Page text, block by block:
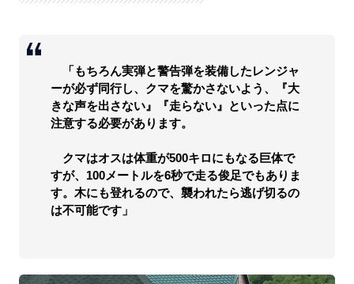
「もちろん実弾と警告弾を装備したレンジャ
ーが必ず同行し、クマを驚かさないよう、『大
きな声を出さない』『走らない』といった点に
注意する必要があります。
クマはオスは体重が500キロにもなる巨体で
すが、100メートルを6秒で走る俊足でもありま
す。木にも登れるので、襲われたら逃げ切るの
は不可能です」